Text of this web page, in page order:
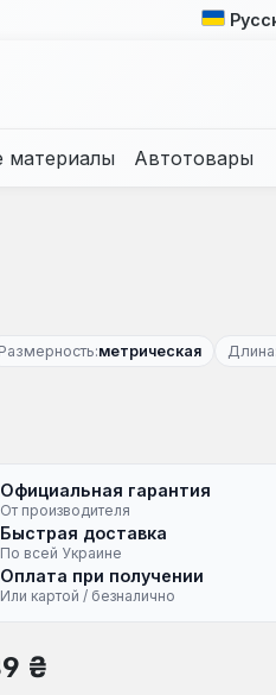
материалы Автотовары
Размерность:метрическая Длина:
Официальная гарантия
От производителя
Быстрая доставка
По всей Украине
Оплата при получении
Или картой / безналично
цена:
₴